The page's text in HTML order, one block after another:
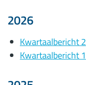
2026
Kwartaalbericht 2
Kwartaalbericht 1